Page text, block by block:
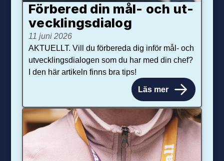
Förbered din mål- och ut­
veck­lings­dialog
11 juni 2026
AKTUELLT. Vill du förbereda dig inför mål- och
utvecklingsdialogen som du har med din chef?
I den här artikeln finns bra tips!
Läs mer